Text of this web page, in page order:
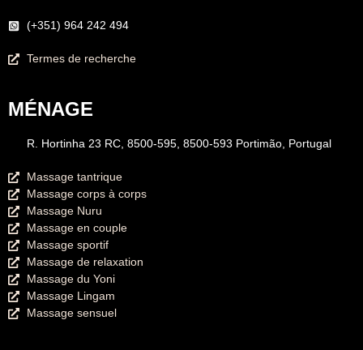
(+351) 964 242 494
Termes de recherche
MÉNAGE
R. Hortinha 23 RC, 8500-595, 8500-593 Portimão, Portugal
Massage tantrique
Massage corps à corps
Massage Nuru
Massage en couple
Massage sportif
Massage de relaxation
Massage du Yoni
Massage Lingam
Massage sensuel